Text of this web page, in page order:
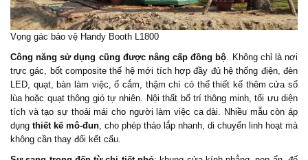
Vọng gác bảo vệ Handy Booth L1800
Công năng sử dụng cũng được nâng cấp đồng bộ. Không chỉ là nơi
trực gác, bốt composite thế hệ mới tích hợp đầy đủ hệ thống điện, đèn
LED, quạt, bàn làm việc, ổ cắm, thậm chí có thể thiết kế thêm cửa sổ
lùa hoặc quạt thông gió tự nhiên. Nội thất bố trí thông minh, tối ưu diện
tích và tạo sự thoải mái cho người làm việc ca dài. Nhiều mẫu còn áp
dụng thiết kế mô-đun, cho phép tháo lắp nhanh, di chuyển linh hoạt mà
không cần thay đổi kết cấu.